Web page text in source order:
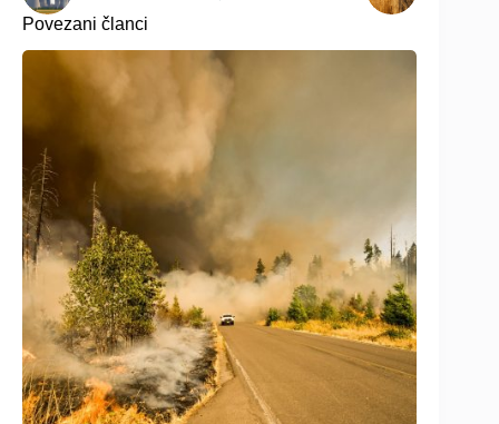
Povezani članci